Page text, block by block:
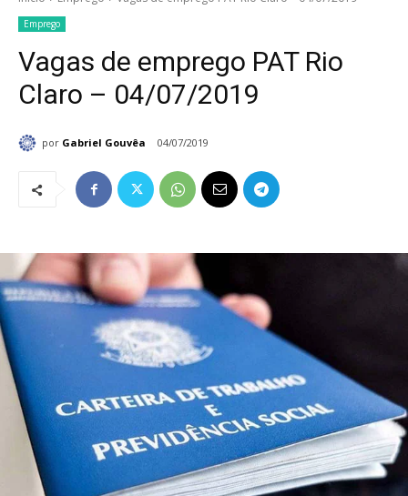
Emprego
Vagas de emprego PAT Rio
Claro – 04/07/2019
por Gabriel Gouvêa 04/07/2019